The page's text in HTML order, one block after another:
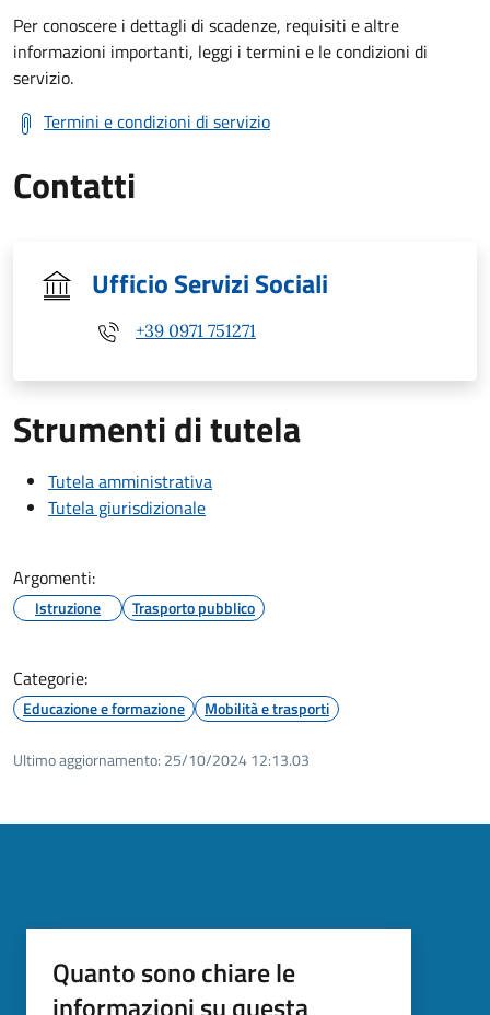
Per conoscere i dettagli di scadenze, requisiti e altre
informazioni importanti, leggi i termini e le condizioni di
servizio.
Termini e condizioni di servizio
Contatti
Ufficio Servizi Sociali
+39 0971 751271
Strumenti di tutela
Tutela amministrativa
Tutela giurisdizionale
Argomenti:
Istruzione Trasporto pubblico
Categorie:
Educazione e formazione Mobilità e trasporti
Ultimo aggiornamento: 25/10/2024 12:13.03
Quanto sono chiare le
informazioni su questa